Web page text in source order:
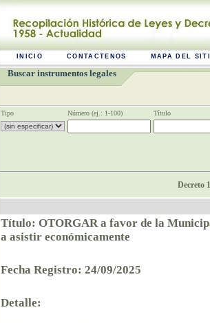
INICIO CONTACTENOS MAPA DEL
Buscar instrumentos legales
Tipo Número (ej.: 1-100) Título
Decreto
Título: OTORGAR a favor de la
a asistir económicamente
Fecha Registro: 24/09/2025
Detalle: